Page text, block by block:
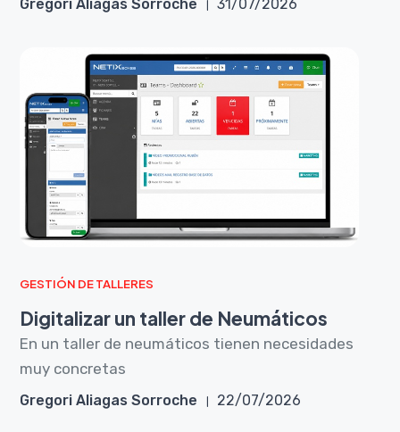
Gregori Aliagas Sorroche 31/07/2026
GESTIÓN DE TALLERES
Digitalizar un taller de Neumáticos
En un taller de neumáticos tienen necesidades
muy concretas
Gregori Aliagas Sorroche 22/07/2026